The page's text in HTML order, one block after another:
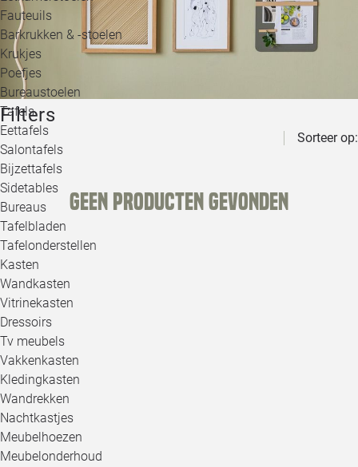
Fauteuils
Barkrukken & -stoelen
Krukjes
Poefjes
Bureaustoelen
Tafels
Eettafels
Salontafels
Bijzettafels
Sidetables
Bureaus
Tafelbladen
Tafelonderstellen
Kasten
Wandkasten
Vitrinekasten
Dressoirs
Tv meubels
Vakkenkasten
Kledingkasten
Wandrekken
Nachtkastjes
Meubelhoezen
Meubelonderhoud
Filters
Sorteer op:
Geen producten gevonden